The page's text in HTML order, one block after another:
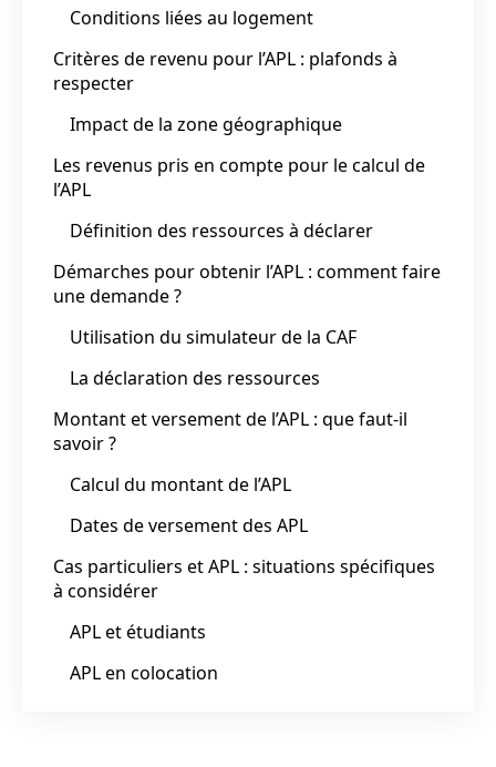
Conditions liées au logement
Critères de revenu pour l’APL : plafonds à
respecter
Impact de la zone géographique
Les revenus pris en compte pour le calcul de
l’APL
Définition des ressources à déclarer
Démarches pour obtenir l’APL : comment faire
une demande ?
Utilisation du simulateur de la CAF
La déclaration des ressources
Montant et versement de l’APL : que faut-il
savoir ?
Calcul du montant de l’APL
Dates de versement des APL
Cas particuliers et APL : situations spécifiques
à considérer
APL et étudiants
APL en colocation